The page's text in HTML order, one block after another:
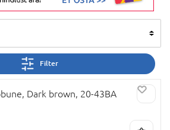
Filter
Dark brown, 20-43BA